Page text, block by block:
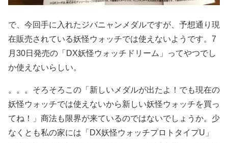
で、今回手に入れたジバニャンメダルですが、予想通り現
在販売されている妖怪ウォッチでは使えないようです。7
月30日発売の「DX妖怪ウォッチドリーム」ってやつでし
か使えないらしい。
。。。そろそろこの「新しいメダルが出たよ！でも現在の
妖怪ウォッチでは使えないから新しい妖怪ウォッチを買っ
てね！」商法も限界が来ているのではないでしょうか。少
なくとも私の家には「DX妖怪ウォッチプロトタイプU」